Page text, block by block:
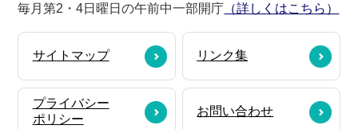
毎月第2・4日曜日の午前中一部開庁 （詳しくはこちら）
サイトマップ リンク集
プライバシー
ポリシー
お問い合わせ